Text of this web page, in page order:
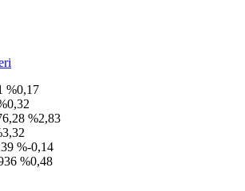
%0,17
%2,83
%-0,14
%0,48